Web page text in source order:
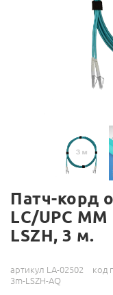
Патч-корд
LC/UPC
LSZH, 3 м.
артикул LA-02502
код
3m-LSZH-AQ